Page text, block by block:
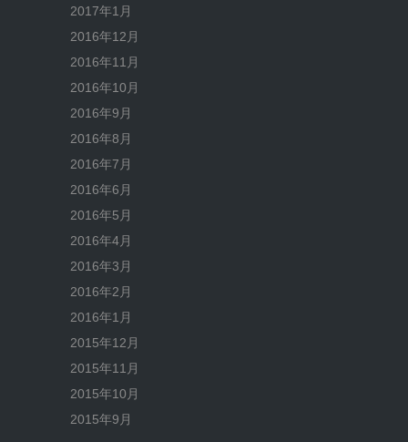
2017年1月
2016年12月
2016年11月
2016年10月
2016年9月
2016年8月
2016年7月
2016年6月
2016年5月
2016年4月
2016年3月
2016年2月
2016年1月
2015年12月
2015年11月
2015年10月
2015年9月